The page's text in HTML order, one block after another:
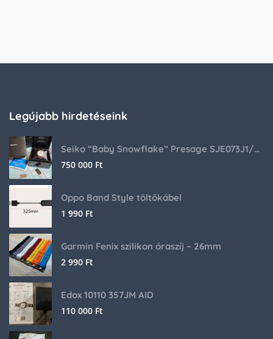
Legújabb hirdetéseink
Seiko “Baby Snowflake” Presage SJE073J1/SARA015 Limited Edition
750 000 Ft
Oppo Band Style töltőkábel
1 990 Ft
Garmin Fenix szilikon óraszíj – 26mm
2 990 Ft
Edox 10110 357JM AID
110 000 Ft